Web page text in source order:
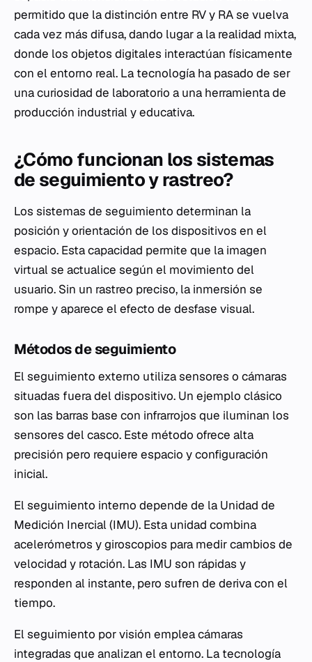
permitido que la distinción entre RV y RA se vuelva
cada vez más difusa, dando lugar a la realidad mixta,
donde los objetos digitales interactúan físicamente
con el entorno real. La tecnología ha pasado de ser
una curiosidad de laboratorio a una herramienta de
producción industrial y educativa.
¿Cómo funcionan los sistemas
de seguimiento y rastreo?
Los sistemas de seguimiento determinan la
posición y orientación de los dispositivos en el
espacio. Esta capacidad permite que la imagen
virtual se actualice según el movimiento del
usuario. Sin un rastreo preciso, la inmersión se
rompe y aparece el efecto de desfase visual.
Métodos de seguimiento
El seguimiento externo utiliza sensores o cámaras
situadas fuera del dispositivo. Un ejemplo clásico
son las barras base con infrarrojos que iluminan los
sensores del casco. Este método ofrece alta
precisión pero requiere espacio y configuración
inicial.
El seguimiento interno depende de la Unidad de
Medición Inercial (IMU). Esta unidad combina
acelerómetros y giroscopios para medir cambios de
velocidad y rotación. Las IMU son rápidas y
responden al instante, pero sufren de deriva con el
tiempo.
El seguimiento por visión emplea cámaras
integradas que analizan el entorno. La tecnología